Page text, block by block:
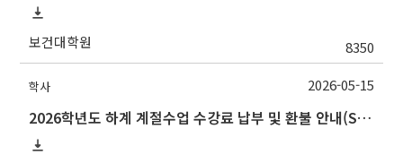
보건대학원 8350
학사
2026학년도 하계 계절수업 수강료 납부 및 환불 안내(Summer 2026 Session Payment Refunds Information)
2026-05-15